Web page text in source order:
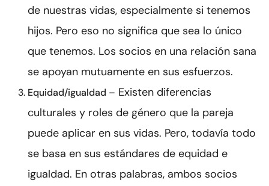
de nuestras vidas, especialmente si tenemos
hijos. Pero eso no significa que sea lo único
que tenemos. Los socios en una relación sana
se apoyan mutuamente en sus esfuerzos.
Equidad/igualdad – Existen diferencias
culturales y roles de género que la pareja
puede aplicar en sus vidas. Pero, todavía todo
se basa en sus estándares de equidad e
igualdad. En otras palabras, ambos socios